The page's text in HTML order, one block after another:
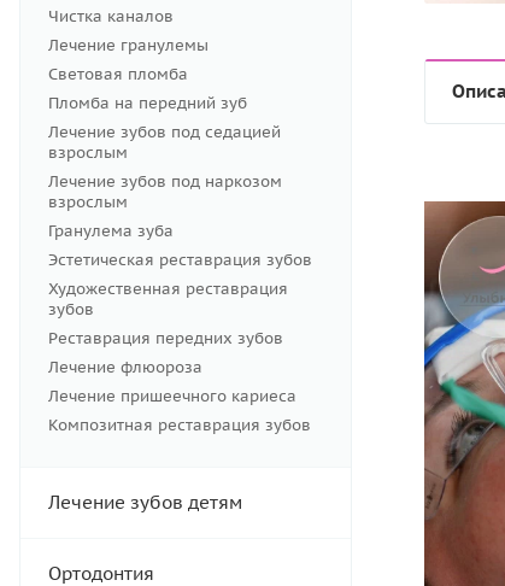
Чистка каналов
Лечение гранулемы
Световая пломба
Пломба на передний зуб
Лечение зубов под седацией
взрослым
Лечение зубов под наркозом
взрослым
Гранулема зуба
Эстетическая реставрация зубов
Художественная реставрация
зубов
Реставрация передних зубов
Лечение флюороза
Лечение пришеечного кариеса
Композитная реставрация зубов
Лечение зубов детям
Ортодонтия